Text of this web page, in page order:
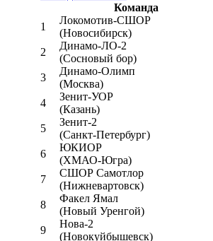
Команда
1
Локомотив-CШОР
(Новосибирск)
2
Динамо-ЛО-2
(Сосновый бор)
3
Динамо-Олимп
(Москва)
4
Зенит-УОР
(Казань)
5
Зенит-2
(Санкт-Петербург)
6
ЮКИОР
(ХМАО-Югра)
7
СШОР Самотлор
(Нижневартовск)
8
Факел Ямал
(Новый Уренгой)
9
Нова-2
(Новокуйбышевск)